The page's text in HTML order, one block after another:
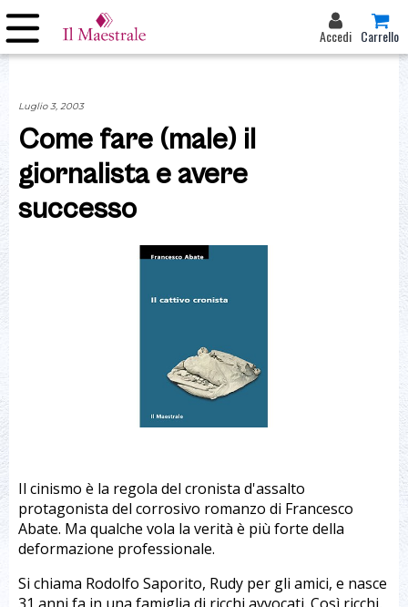
Accedi Carrello
Luglio 3, 2003
Come fare (male) il
giornalista e avere
successo
Il cinismo è la regola del cronista d'assalto
protagonista del corrosivo romanzo di Francesco
Abate. Ma qualche vola la verità è più forte della
deformazione professionale.
Si chiama Rodolfo Saporito, Rudy per gli amici, e nasce